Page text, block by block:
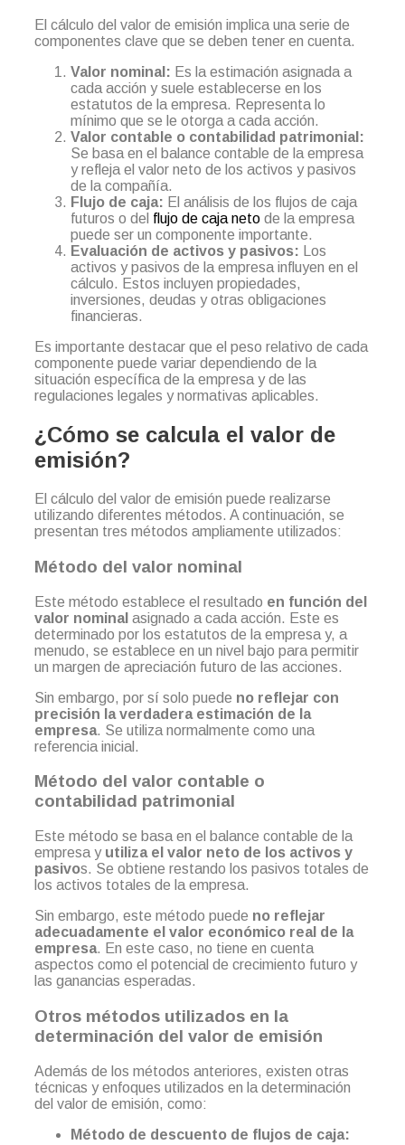
El cálculo del valor de emisión implica una serie de
componentes clave que se deben tener en cuenta.
Valor nominal: Es la estimación asignada a
cada acción y suele establecerse en los
estatutos de la empresa. Representa lo
mínimo que se le otorga a cada acción.
Valor contable o contabilidad patrimonial:
Se basa en el balance contable de la empresa
y refleja el valor neto de los activos y pasivos
de la compañía.
Flujo de caja: El análisis de los flujos de caja
futuros o del flujo de caja neto de la empresa
puede ser un componente importante.
Evaluación de activos y pasivos: Los
activos y pasivos de la empresa influyen en el
cálculo. Estos incluyen propiedades,
inversiones, deudas y otras obligaciones
financieras.
Es importante destacar que el peso relativo de cada
componente puede variar dependiendo de la
situación específica de la empresa y de las
regulaciones legales y normativas aplicables.
¿Cómo se calcula el valor de
emisión?
El cálculo del valor de emisión puede realizarse
utilizando diferentes métodos. A continuación, se
presentan tres métodos ampliamente utilizados:
Método del valor nominal
Este método establece el resultado en función del
valor nominal asignado a cada acción. Este es
determinado por los estatutos de la empresa y, a
menudo, se establece en un nivel bajo para permitir
un margen de apreciación futuro de las acciones.
Sin embargo, por sí solo puede no reflejar con
precisión la verdadera estimación de la
empresa. Se utiliza normalmente como una
referencia inicial.
Método del valor contable o
contabilidad patrimonial
Este método se basa en el balance contable de la
empresa yutiliza el valor neto de los activos y
pasivos. Se obtiene restando los pasivos totales de
los activos totales de la empresa.
Sin embargo, este método puede no reflejar
adecuadamente el valor económico real de la
empresa. En este caso, no tiene en cuenta
aspectos como el potencial de crecimiento futuro y
las ganancias esperadas.
Otros métodos utilizados en la
determinación del valor de emisión
Además de los métodos anteriores, existen otras
técnicas y enfoques utilizados en la determinación
del valor de emisión, como:
Método de descuento de flujos de caja: